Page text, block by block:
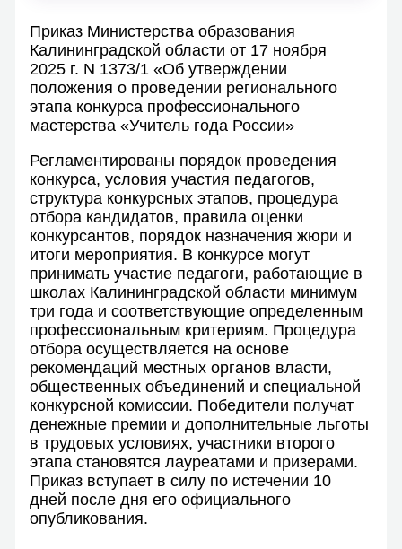
Приказ Министерства образования
Калининградской области от 17 ноября
2025 г. N 1373/1 «Об утверждении
положения о проведении регионального
этапа конкурса профессионального
мастерства «Учитель года России»
Регламентированы порядок проведения
конкурса, условия участия педагогов,
структура конкурсных этапов, процедура
отбора кандидатов, правила оценки
конкурсантов, порядок назначения жюри и
итоги мероприятия. В конкурсе могут
принимать участие педагоги, работающие в
школах Калининградской области минимум
три года и соответствующие определенным
профессиональным критериям. Процедура
отбора осуществляется на основе
рекомендаций местных органов власти,
общественных объединений и специальной
конкурсной комиссии. Победители получат
денежные премии и дополнительные льготы
в трудовых условиях, участники второго
этапа становятся лауреатами и призерами.
Приказ вступает в силу по истечении 10
дней после дня его официального
опубликования.